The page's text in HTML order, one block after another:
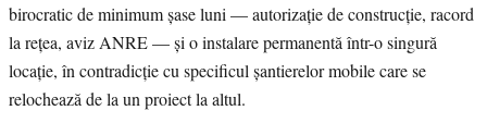
birocratic de minimum șase luni — autorizație de construcție, racord
la rețea, aviz ANRE — și o instalare permanentă într-o singură
locație, în contradicție cu specificul șantierelor mobile care se
relochează de la un proiect la altul.